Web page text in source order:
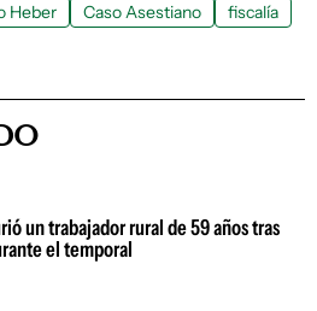
Heber Caso Asestiano
fiscalía
un trabajador rural de 59 años tras
el temporal